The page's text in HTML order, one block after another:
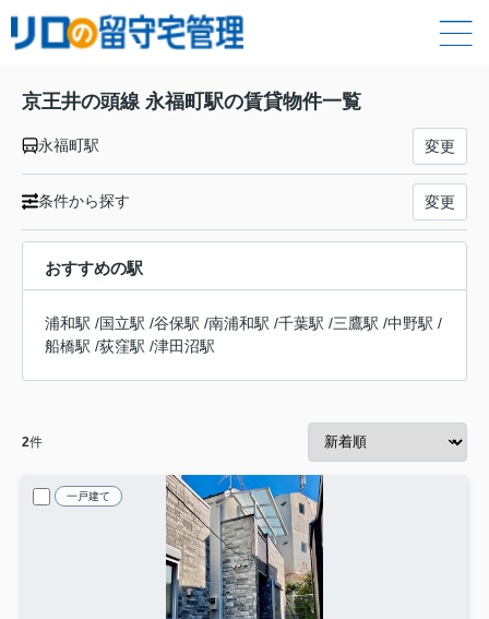
京王井の頭線 永福町駅の賃貸物件一覧
永福町駅 変更
条件から探す 変更
おすすめの駅
浦和駅 /国立駅 /谷保駅 /南浦和駅 /千葉駅 /三鷹駅 /中野駅 /
船橋駅 /荻窪駅 /津田沼駅
2件
一戸建て